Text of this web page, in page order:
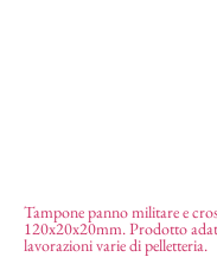
Tampone panno crosta
Tampone panno militare e
120x20x20mm. Prodotto
lavorazioni varie di pelletteria.